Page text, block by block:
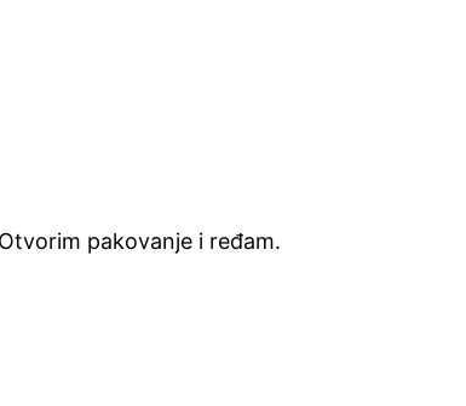
pakovanje i ređam.